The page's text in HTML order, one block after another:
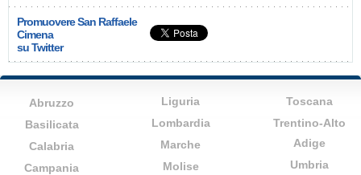
Promuovere San Raffaele
Cimena
su Twitter
Abruzzo
Basilicata
Calabria
Campania
Liguria
Lombardia
Marche
Molise
Toscana
Trentino-Alto
Adige
Umbria